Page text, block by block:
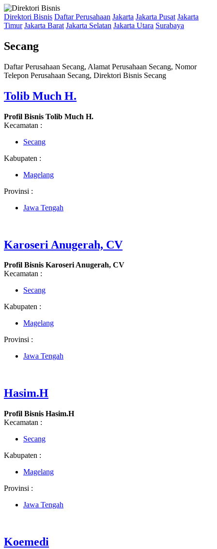
Direktori Bisnis Daftar Perusahaan Jakarta Jakarta Pusat Jakarta
Timur Jakarta Barat Jakarta Selatan Jakarta Utara Surabaya
Secang
Daftar Perusahaan Secang, Alamat Perusahaan Secang, Nomor
Telepon Perusahaan Secang, Direktori Bisnis Secang
Tolib Much H.
Profil Bisnis Tolib Much H.
Kecamatan :
Secang
Kabupaten :
Magelang
Provinsi :
Jawa Tengah
Karoseri Anugerah, CV
Profil Bisnis Karoseri Anugerah, CV
Kecamatan :
Secang
Kabupaten :
Magelang
Provinsi :
Jawa Tengah
Hasim.H
Profil Bisnis Hasim.H
Kecamatan :
Secang
Kabupaten :
Magelang
Provinsi :
Jawa Tengah
Koemedi